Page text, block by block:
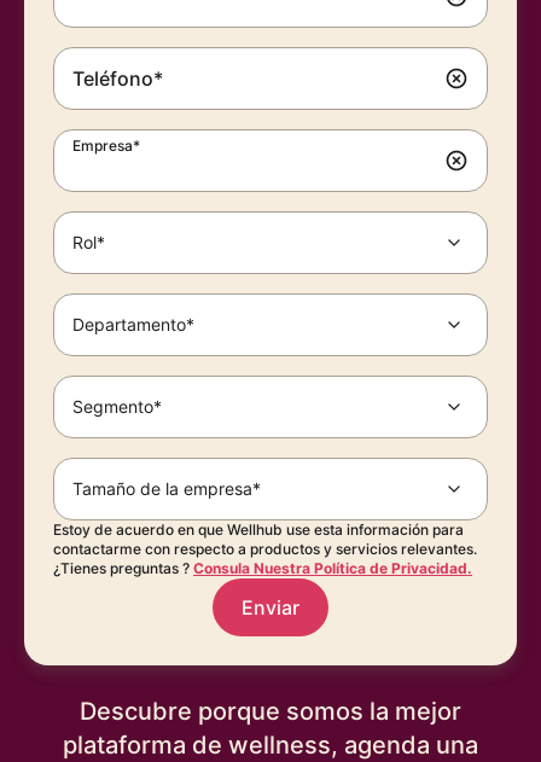
Teléfono*
Empresa*
Rol*
Departamento*
Segmento*
Tamaño de la empresa*
Estoy de acuerdo en que Wellhub use esta información para
contactarme con respecto a productos y servicios relevantes.
¿Tienes preguntas ? Consula Nuestra Política de Privacidad.
Enviar
Descubre porque somos la mejor
plataforma de wellness, agenda una